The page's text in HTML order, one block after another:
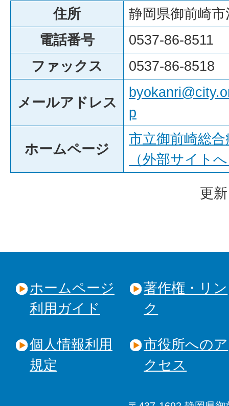
住所
静岡県御前崎
電話番号
0537-86-8511
ファックス
0537-86-8518
メールアドレス
p
ホームページ
市立御前崎総
（外部サイト
更
ホームページ
利用ガイド
著作権・リン
ク
個人情報利用
規定
市役所へのア
クセス